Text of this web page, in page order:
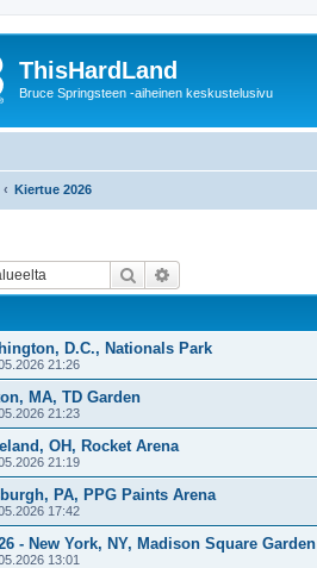
ThisHardLand
Bruce Springsteen -aiheinen keskustelusivu
Kiertue 2026
Etsi
D.C., Nationals Park
21:26
MA, TD Garden
21:23
OH, Rocket Arena
21:19
PA, PPG Paints Arena
17:42
- New York, NY, Madison Square Garden
13:01